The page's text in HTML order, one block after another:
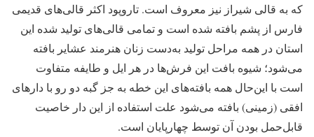
که به قالی شیراز نیز معروف است. تاروپود اکثر قالی‌های قدیمی
فارس از پشم بافته شده است و تمامی قالی‌های تولید شده این
استان در همه مراحل تولید به‌دست زنان هنرمند عشایر بافته
می‌شود؛ شیوه بافت این فرش‌ها در هر ایل و طایفه متفاوت
است با این‌حال همه بافته‌های این خطه به جز گبه دو رو با دارهای
افقی (زمینی) بافته می‌شود علت استفاده از این دار خاصیت
قابل‌حمل بودن آن توسط چهارپایان است.